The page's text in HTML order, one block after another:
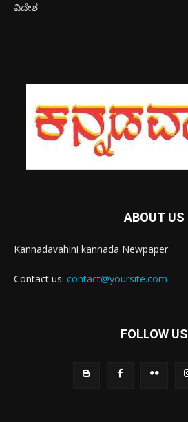
ವಿದೇಶ
ABOUT US
Kannadavahini kannada Newpaper
Contact us: contact@yoursite.com
FOLLOW US